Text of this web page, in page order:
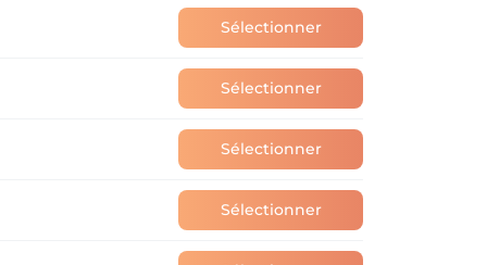
Sélectionner
Sélectionner
Sélectionner
Sélectionner